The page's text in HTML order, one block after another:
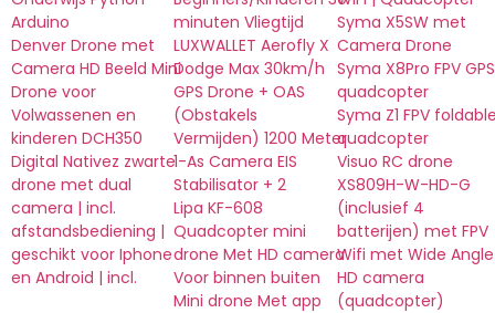
Arduino
Denver Drone met
Camera HD Beeld Mini
Drone voor
Volwassenen en
kinderen DCH350
Digital Nativez zwarte
drone met dual
camera | incl.
afstandsbediening |
geschikt voor Iphone
en Android | incl.
minuten Vliegtijd
LUXWALLET Aerofly X
Dodge Max 30km/h
GPS Drone + OAS
(Obstakels
Vermijden) 1200 Meter
1-As Camera EIS
Stabilisator + 2
Lipa KF-608
Quadcopter mini
drone Met HD camera
Voor binnen buiten
Mini drone Met app
Syma X5SW met
Camera Drone
Syma X8Pro FPV GPS
quadcopter
Syma Z1 FPV
quadcopter
Visuo RC drone
XS809H-W-HD-G
(inclusief 4
batterijen) met FPV
Wifi met Wide Angle
HD camera
(quadcopter)